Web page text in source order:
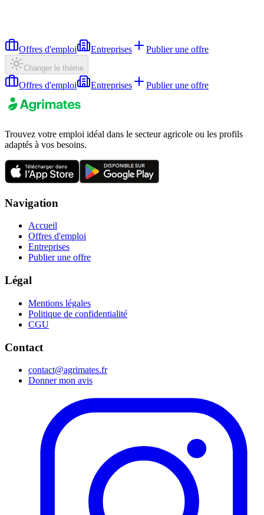
Offres d'emploi Entreprises Publier une offre
Changer le thème
Offres d'emploi Entreprises Publier une offre
Trouvez votre emploi idéal dans le secteur agricole ou les profils
adaptés à vos besoins.
Navigation
Accueil
Offres d'emploi
Entreprises
Publier une offre
Légal
Mentions légales
Politique de confidentialité
CGU
Contact
contact@agrimates.fr
Donner mon avis